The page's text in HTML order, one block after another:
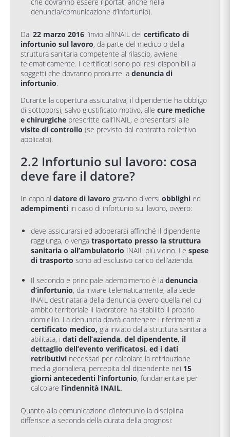
denuncia/comunicazione d’infortunio).
Dal 22 marzo 2016 l’invio all’INAIL del certificato di
infortunio sul lavoro, da parte del medico o della
struttura sanitaria competente al rilascio, avviene
telematicamente. I certificati sono poi resi disponibili ai
soggetti che dovranno produrre la denuncia di
infortunio.
Durante la copertura assicurativa, il dipendente ha obbligo
di sottoporsi, salvo giustificato motivo, alle cure mediche
e chirurgiche prescritte dall’INAIL, e presentarsi alle
visite di controllo (se previsto dal contratto collettivo
applicato).
2.2 Infortunio sul lavoro: cosa
deve fare il datore?
In capo al datore di lavoro gravano diversi obblighi ed
adempimenti in caso di infortunio sul lavoro, ovvero:
deve assicurarsi ed adoperarsi affinché il dipendente
raggiunga, o venga trasportato presso la struttura
sanitaria o all’ambulatorio INAIL più vicino. Le spese
di trasporto sono ad esclusivo carico dell’azienda.
Il secondo e principale adempimento è la denuncia
d’infortunio, da inviare telematicamente, alla sede
INAIL destinataria della denuncia ovvero quella nel cui
ambito territoriale il lavoratore ha stabilito il proprio
domicilio. La denuncia dovrà contenere i riferimenti al
certificato medico, già inviato dalla struttura sanitaria
abilitata, i dati dell’azienda, del dipendente, il
dettaglio dell’evento verificatosi, ed i dati
retributivi necessari per calcolare la retribuzione
media giornaliera, percepita dal dipendente nei 15
giorni antecedenti l’infortunio, fondamentale per
calcolare l’indennità INAIL.
Quanto alla comunicazione d’infortunio la disciplina
differisce a seconda della durata della prognosi: